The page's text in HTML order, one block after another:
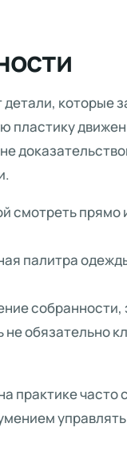
которые
прямо
палитра
не обязательно
практике часто